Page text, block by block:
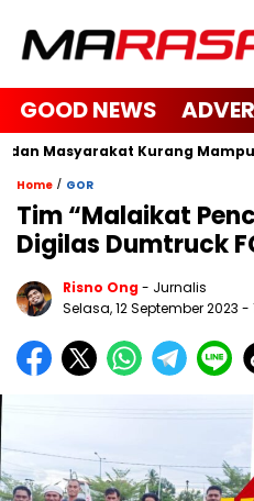
GOOD NEWS
Masyarakat Kurang Mampu
Home / GOR
Tim “Malaikat
Digilas Dumtruck
Risno Ong- Jurnalis
Selasa, 12 September 2023 -